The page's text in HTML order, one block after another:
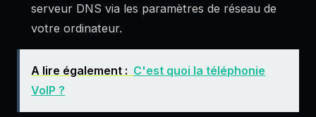
serveur DNS via les paramètres de réseau de
votre ordinateur.
A lire également : C'est quoi la téléphonie
VoIP ?